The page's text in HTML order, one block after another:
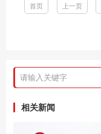
首页 上一页
相关新闻